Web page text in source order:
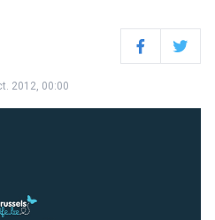
FacebookTwitter
2012, 00:00